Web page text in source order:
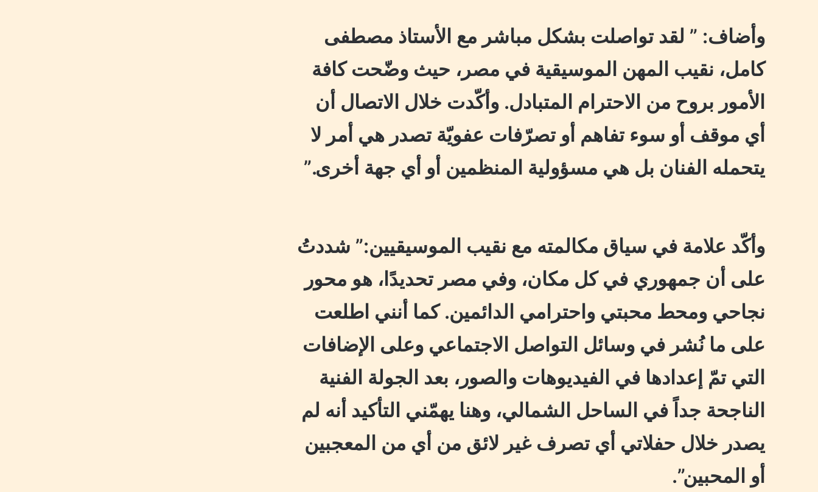
وأضاف: ” لقد تواصلت بشكل مباشر مع الأستاذ مصطفى
كامل، نقيب المهن الموسيقية في مصر، حيث وضّحت كافة
الأمور بروح من الاحترام المتبادل. وأكّدت خلال الاتصال أن
أي موقف أو سوء تفاهم أو تصرّفات عفويّة تصدر هي أمر لا
يتحمله الفنان بل هي مسؤولية المنظمين أو أي جهة أخرى.”
وأكّد علامة في سياق مكالمته مع نقيب الموسيقيين:”‏ شددتُ
على أن جمهوري في كل مكان، وفي مصر تحديدًا، هو محور
نجاحي ومحط محبتي واحترامي الدائمين. كما أنني اطلعت
على ما نُشر في وسائل التواصل الاجتماعي وعلى الإضافات
التي تمّ إعدادها في الفيديوهات والصور، بعد الجولة الفنية
الناجحة جداً في الساحل الشمالي، وهنا يهمّني التأكيد أنه لم
يصدر خلال حفلاتي أي تصرف غير لائق من أي من المعجبين
أو المحبين”.